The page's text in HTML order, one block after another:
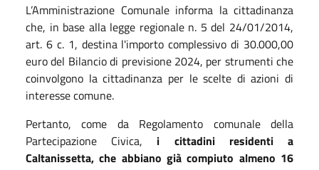
L’Amministrazione Comunale informa la cittadinanza
che, in base alla legge regionale n. 5 del 24/01/2014,
art. 6 c. 1, destina l'importo complessivo di 30.000,00
euro del Bilancio di previsione 2024, per strumenti che
coinvolgono la cittadinanza per le scelte di azioni di
interesse comune.
Pertanto, come da Regolamento comunale della
Partecipazione Civica, i cittadini residenti a
Caltanissetta, che abbiano già compiuto almeno 16